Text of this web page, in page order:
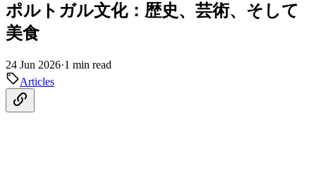
ポルトガル文化：歴史、芸術、そして
美食
24 Jun 2026·1 min read
Articles